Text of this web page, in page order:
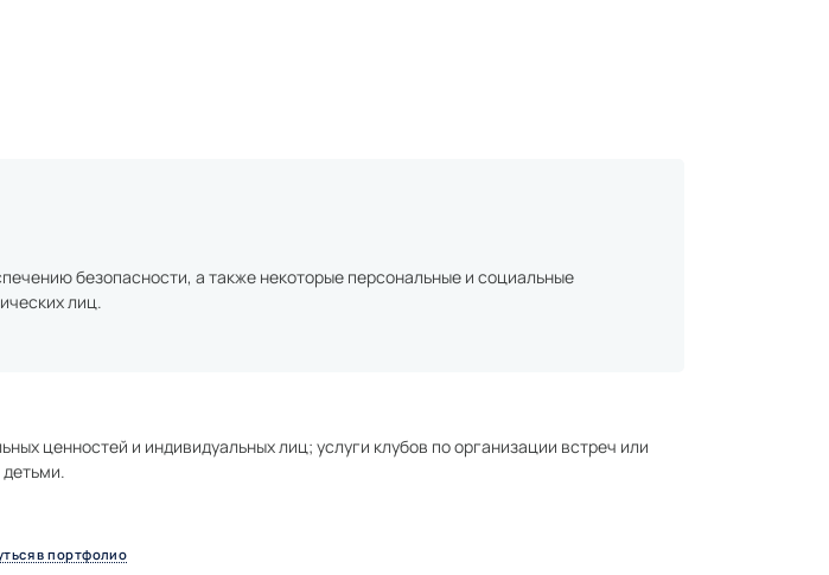
безопасности, а также некоторые персональные и социальные
лиц.
ценностей и индивидуальных лиц; услуги клубов по организации встреч или
в портфолио